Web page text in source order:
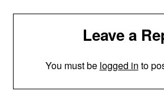
Leave a
You must be logged in to